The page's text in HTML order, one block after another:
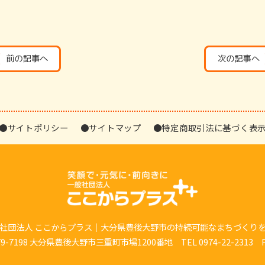
●サイトポリシー ●サイトマップ ●特定商取引法に基づく表示
団法人 ここからプラス｜大分県豊後大野市の持続可能なまちづくり
7198 大分県豊後大野市三重町市場1200番地 TEL 0974-22-2313